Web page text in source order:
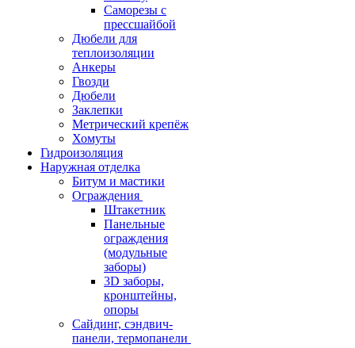
Саморезы с
прессшайбой
Дюбели для
теплоизоляции
Анкеры
Гвозди
Дюбели
Заклепки
Метрический крепёж
Хомуты
Гидроизоляция
Наружная отделка
Битум и мастики
Ограждения
Штакетник
Панельные
ограждения
(модульные
заборы)
3D заборы,
кронштейны,
опоры
Cайдинг, сэндвич-
панели, термопанели